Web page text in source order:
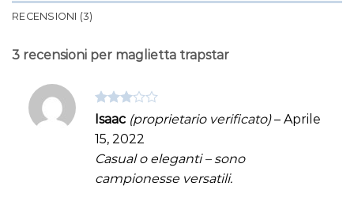
RECENSIONI (3)
3 recensioni per maglietta trapstar
Valutato
su 5
Isaac (proprietario verificato) – Aprile
15, 2022
Casual o eleganti – sono
campionesse versatili.